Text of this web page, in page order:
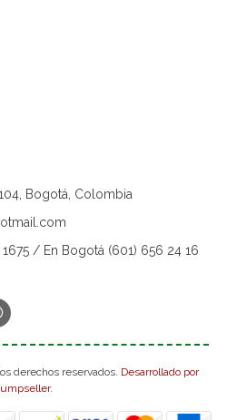
Bogotá, Colombia
1675 / En Bogotá (601) 656 24 16
derechos reservados. Desarrollado por
.